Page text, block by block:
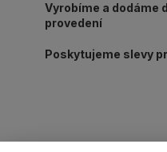
Vyrobíme a dodáme
provedení
Poskytujeme slevy